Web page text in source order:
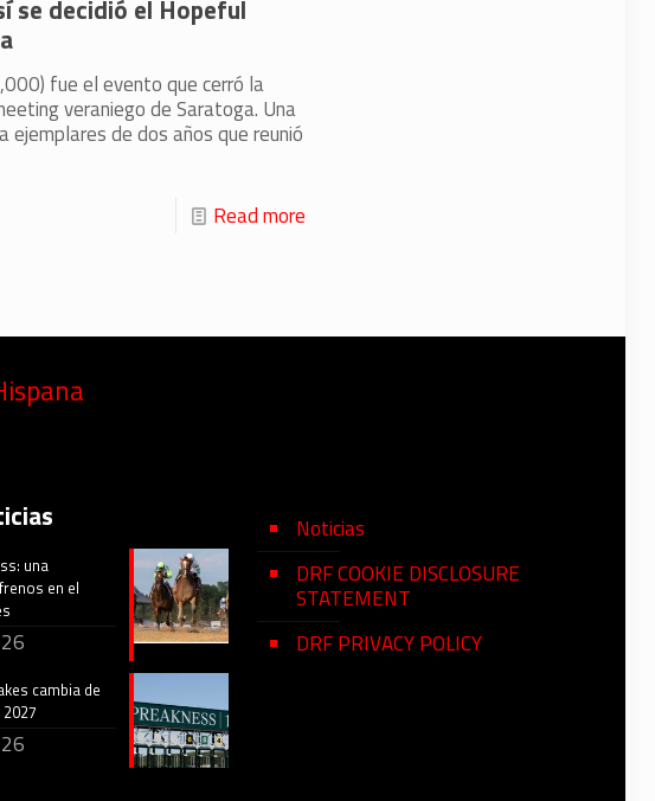
se decidió el Hopeful
fue el evento que cerró la
veraniego de Saratoga. Una
de dos años que reunió
Read more
una
en el
cambia de
Noticias
DRF COOKIE DISCLOSURE
STATEMENT
DRF PRIVACY POLICY